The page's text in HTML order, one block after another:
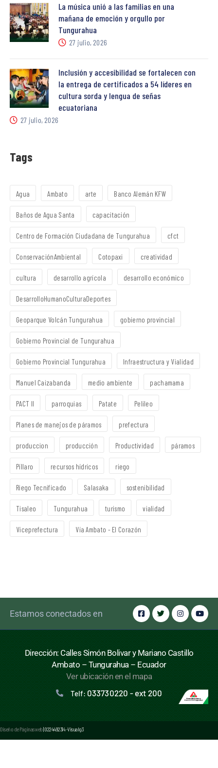
La música unió a las familias en una
mañana de emoción y orgullo por
Tungurahua
27 julio, 2026
Inclusión y accesibilidad se fortalecen con
la entrega de certificados a 54 líderes en
cultura sorda y lengua de señas
ecuatoriana
27 julio, 2026
Tags
Agua Ambato arte Banco Alemán KFW
Baños de Agua Santa capacitación
Centro de Formación Ciudadana de Tungurahua cfct
ConservaciónAmbiental Cotopaxi creatividad
cultura desarrollo agrícola desarrollo económico
DesarrolloHumanoCulturaDeportes
Geoparque Volcán Tungurahua gobierno provincial
Gobierno Provincial de Tungurahua
Gobierno Provincial Tungurahua Infraestructura y Vialidad
Manuel Caizabanda medio ambiente pachamama
PACT II parroquias Patate Pelileo
Planes de manejos de páramos prefectura
produccion producción Productividad páramos
Píllaro recursos hídricos riego
Riego Tecnificado Salasaka sostenibilidad
Tisaleo Tungurahua turismo vialidad
Viceprefectura Vía Ambato - El Corazón
Estamos conectados en
Dirección: Calles Simón Bolivar y Mariano Castillo
Ambato – Tungurahua – Ecuador
Ver ubicación en el mapa
Telf: 033730220 - ext 200
Diseño de Páginas web| 0224492314 -Visualg3